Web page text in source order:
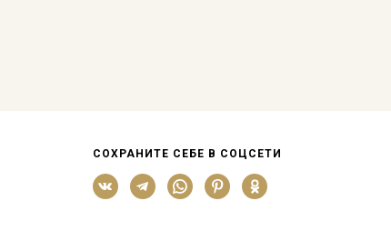
СОХРАНИТЕ СЕБЕ В СОЦСЕТИ